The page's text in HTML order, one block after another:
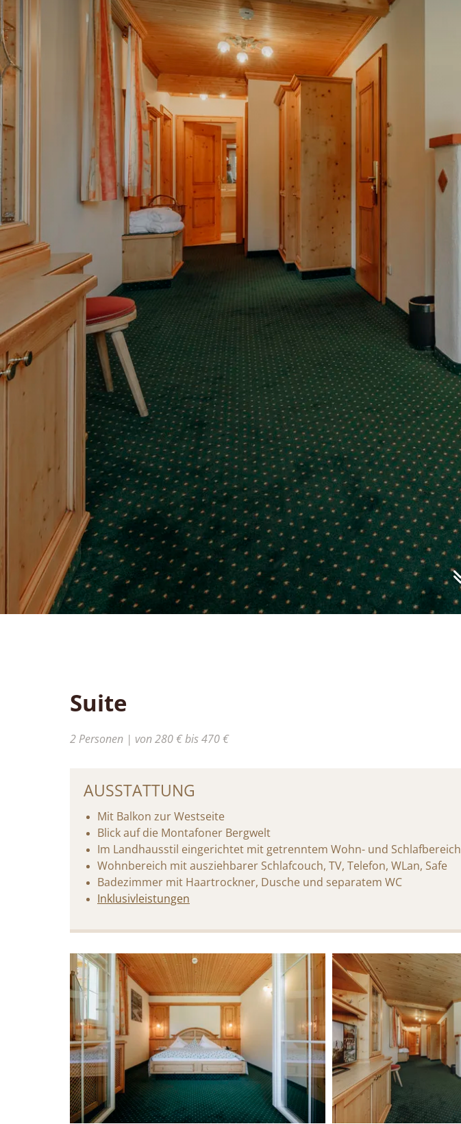
Suite
2 Personen | von 280 € bis 470 €
AUSSTATTUNG
Mit Balkon zur Westseite
Blick auf die Montafoner Bergwelt
Im Landhausstil eingerichtet mit getrenntem Wohn- und Schlafbereich
Wohnbereich mit ausziehbarer Schlafcouch, TV, Telefon, WLan, Safe
Badezimmer mit Haartrockner, Dusche und separatem WC
Inklusivleistungen